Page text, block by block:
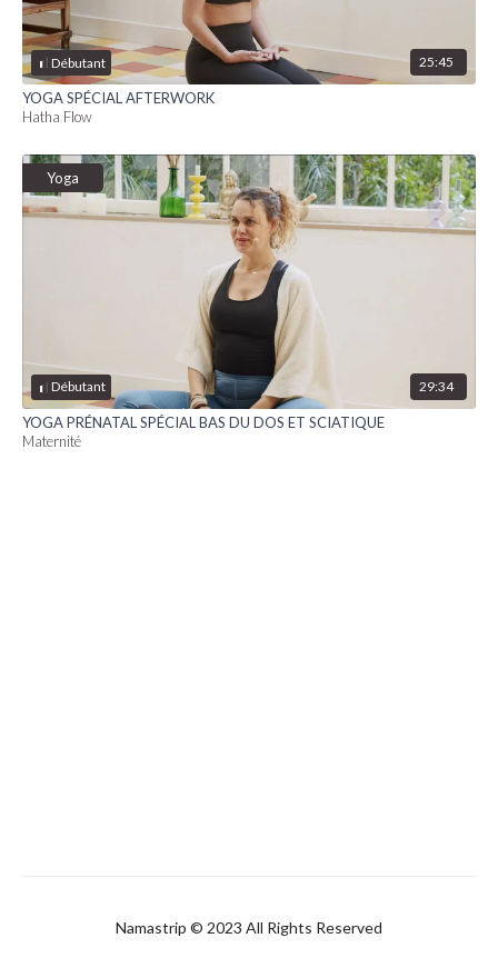
Débutant 25:45
YOGA SPÉCIAL AFTERWORK
Hatha Flow
Débutant
Yoga
29:34
YOGA PRÉNATAL SPÉCIAL BAS DU DOS ET SCIATIQUE
Maternité
Namastrip © 2023 All Rights Reserved